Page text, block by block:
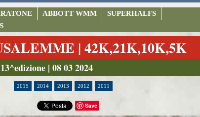
ABBOTT WMM
SUPERHALFS
| 42K,21K,10K,5K
| 08 03 2024
2015 2014 2013 2012 2011
Save